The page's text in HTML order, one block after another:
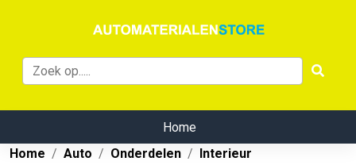
Home
Home
Auto Onderdelen
Interieur